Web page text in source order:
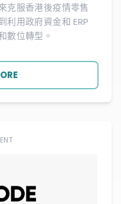
克服香港後疫情零售
利用政府資金和 ERP
數位轉型。